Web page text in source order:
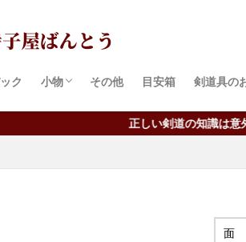
ク 小物
面紐・胴紐
鍔・鍔留め
手ぬぐい
その他 目安箱 剣道具の
正しい剣道の知識は意外にも知